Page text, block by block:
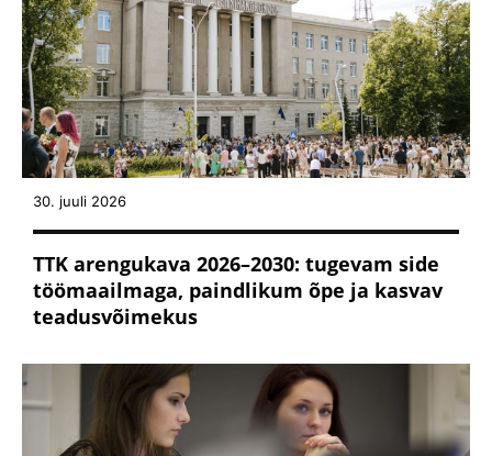
30. juuli 2026
TTK arengukava 2026–2030: tugevam side
töömaailmaga, paindlikum õpe ja kasvav
teadusvõimekus